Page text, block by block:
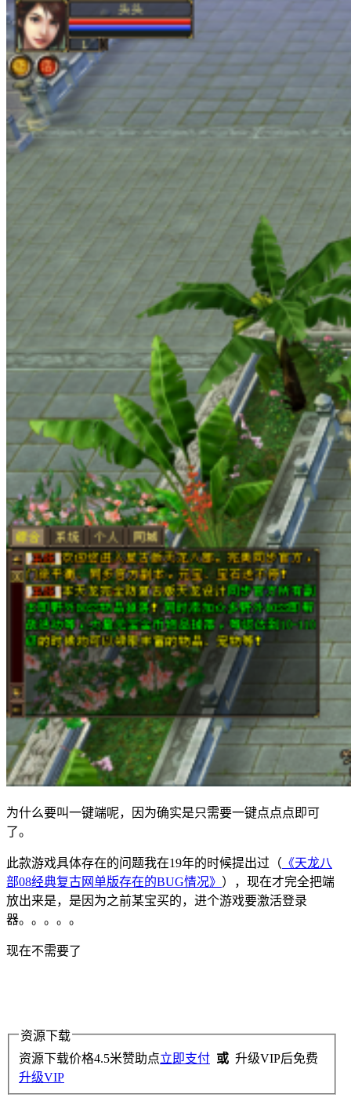
为什么要叫一键端呢，因为确实是只需要一键点点点即可
了。
此款游戏具体存在的问题我在19年的时候提出过（ 《天龙八
部08经典复古网单版存在的BUG情况》 ），现在才完全把端
放出来是，是因为之前某宝买的，进个游戏要激活登录
器。。。。。
现在不需要了
资源下载
资源下载价格4.5米赞助点立即支付 或 升级VIP后免费
升级VIP